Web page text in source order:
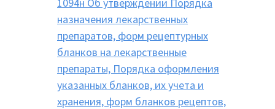
назначения лекарственных
препаратов, форм рецептурных
бланков на лекарственные
препараты, Порядка оформления
указанных бланков, их учета и
хранения, форм бланков рецептов,